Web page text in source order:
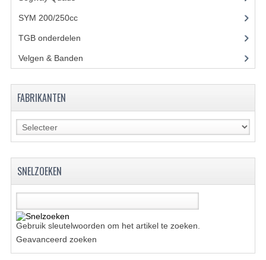
UITLAAT
SYM 200/250cc(15)
TGB onderdelen
Velgen & Banden
FABRIKANTEN
SNELZOEKEN
Gebruik sleutelwoorden om het artikel te zoeken.
Geavanceerd zoeken